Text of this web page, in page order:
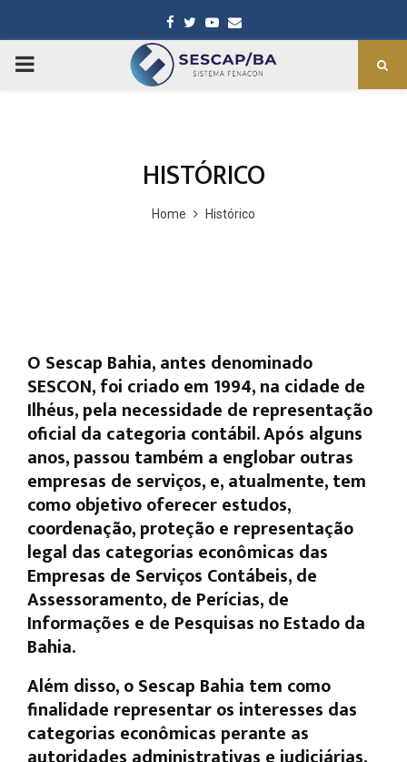
Facebook
TwitterYoutube
Email
PRIMARY
HISTÓRICO
Home Histórico
O Sescap Bahia, antes denominado
SESCON, foi criado em 1994, na cidade de
Ilhéus, pela necessidade de representação
oficial da categoria contábil. Após alguns
anos, passou também a englobar outras
empresas de serviços, e, atualmente, tem
como objetivo oferecer estudos,
coordenação, proteção e representação
legal das categorias econômicas das
Empresas de Serviços Contábeis, de
Assessoramento, de Perícias, de
Informações e de Pesquisas no Estado da
Bahia.
Além disso, o Sescap Bahia tem como
finalidade representar os interesses das
categorias econômicas perante as